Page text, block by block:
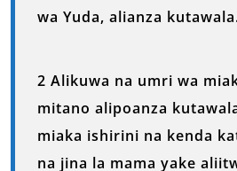
wa Yuda, alianza
2 Alikuwa na umri wa
mitano alipoanza
miaka ishirini na kenda
na jina la mama yake